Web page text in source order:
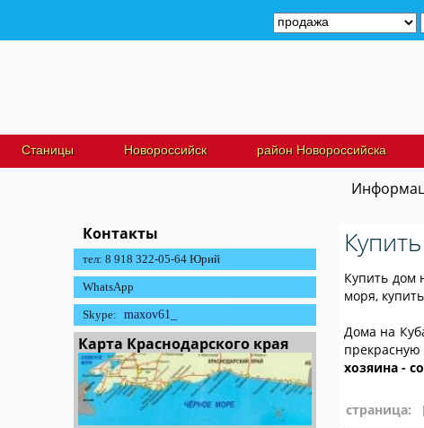
Купить дом
моря,
Дома на
хозяина -
страница:
Контакты
тел: 8 918 322-05-64 Юрий
WhatsApp
Skype: maxov61_
Карта Краснодарского края
Станицы Новороссийск район Новороссийска